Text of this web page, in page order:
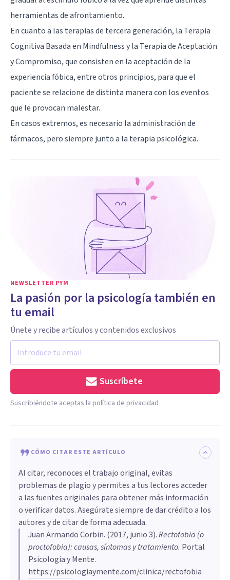
herramientas de afrontamiento.
En cuanto a las terapias de tercera generación, la Terapia
Cognitiva Basada en Mindfulnessy la Terapia de Aceptación
y Compromiso, que consisten en la aceptación de la
experiencia fóbica, entre otros principios, para que el
paciente se relacione de distinta manera con los eventos
que le provocan malestar.
En casos extremos, es necesario la administración de
fármacos, pero siempre junto a la terapia psicológica.
NEWSLETTER PYM
La pasión por la psicología también en
tu email
Únete y recibe artículos y contenidos exclusivos
Suscríbete
Suscribiéndote aceptas la política de privacidad
CÓMO CITAR ESTE ARTÍCULO
Al citar, reconoces el trabajo original, evitas
problemas de plagio y permites a tus lectores acceder
a las fuentes originales para obtener más información
o verificar datos. Asegúrate siempre de dar crédito a los
autores y de citar de forma adecuada.
Juan Armando Corbin. (2017, junio 3).Rectofobia (o
proctofobia): causas, síntomas y tratamiento. Portal
Psicología y Mente.
https://psicologiaymente.com/clinica/rectofobia